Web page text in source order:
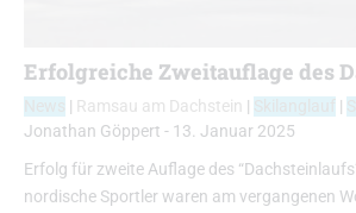
Erfolgreiche Zweitauflage des
| Ramsau am Dachstein | |
Jonathan Göppert - 13. Januar 2025
Erfolg für zweite Auflage des
nordische Sportler waren am vergangenen